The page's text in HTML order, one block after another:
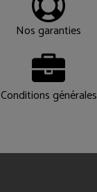
Nos garanties
Conditions générales